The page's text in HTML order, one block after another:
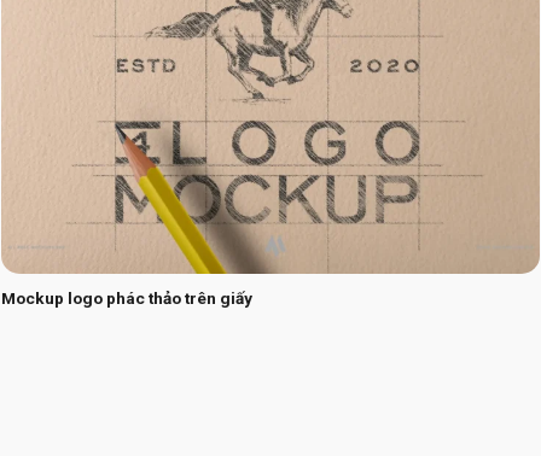
Mockup logo phác thảo trên giấy